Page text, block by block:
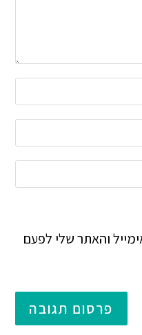
והאתר שלי לפעם